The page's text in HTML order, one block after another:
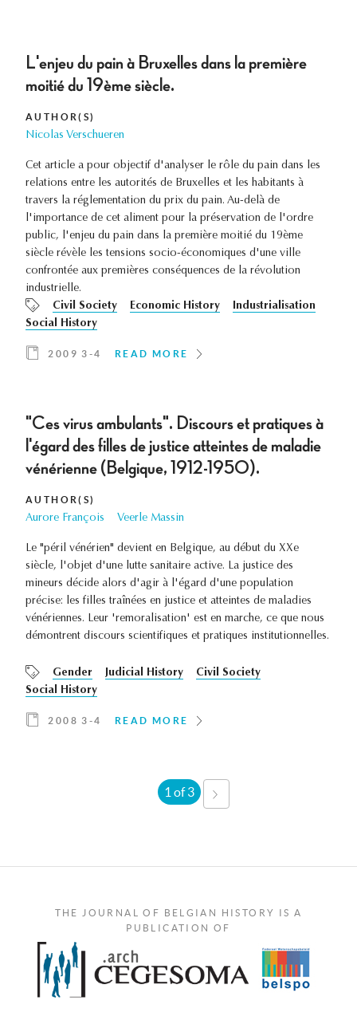
L'enjeu du pain à Bruxelles dans la première
moitié du 19ème siècle.
AUTHOR(S)
Nicolas Verschueren
Cet article a pour objectif d'analyser le rôle du pain dans les
relations entre les autorités de Bruxelles et les habitants à
travers la réglementation du prix du pain. Au-delà de
l'importance de cet aliment pour la préservation de l'ordre
public, l'enjeu du pain dans la première moitié du 19ème
siècle révèle les tensions socio-économiques d'une ville
confrontée aux premières conséquences de la révolution
industrielle.
Civil Society
Economic History
Industrialisation
Social History
2009 3-4 READ MORE
"Ces virus ambulants". Discours et pratiques à
l'égard des filles de justice atteintes de maladie
vénérienne (Belgique, 1912-1950).
AUTHOR(S)
Aurore François Veerle Massin
Le "péril vénérien" devient en Belgique, au début du XXe
siècle, l'objet d'une lutte sanitaire active. La justice des
mineurs décide alors d'agir à l'égard d'une population
précise: les filles traînées en justice et atteintes de maladies
vénériennes. Leur 'remoralisation' est en marche, ce que nous
démontrent discours scientifiques et pratiques institutionnelles.
Gender Judicial History
Civil Society
Social History
2008 3-4 READ MORE
1 of 3
THE JOURNAL OF BELGIAN HISTORY IS A
PUBLICATION OF